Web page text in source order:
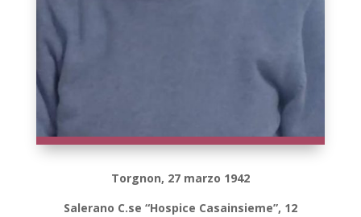
Torgnon, 27 marzo 1942
Salerano C.se “Hospice Casainsieme”, 12